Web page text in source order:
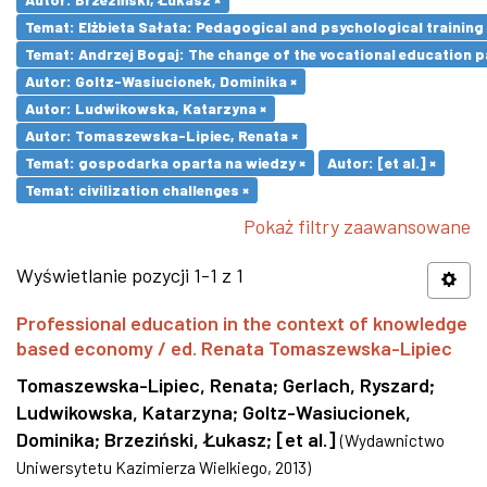
Temat: Elżbieta Sałata: Pedagogical and psychological
Temat: Andrzej Bogaj: The change of the vocational education
Autor: Goltz-Wasiucionek, Dominika ×
Autor: Ludwikowska, Katarzyna ×
Autor: Tomaszewska-Lipiec, Renata ×
Temat: gospodarka oparta na wiedzy ×
Autor: [et al.] ×
Temat: civilization challenges ×
Pokaż filtry zaawansowane
Wyświetlanie pozycji 1-1 z 1
Professional education in the context of knowledge
based economy / ed. Renata Tomaszewska-Lipiec
Tomaszewska-Lipiec, Renata; Gerlach, Ryszard;
Ludwikowska, Katarzyna; Goltz-Wasiucionek,
Dominika; Brzeziński, Łukasz; [et al.] (Wydawnictwo
Uniwersytetu Kazimierza Wielkiego, 2013)